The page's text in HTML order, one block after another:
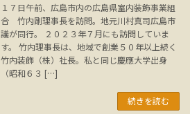
１７日午前、広島市内の広島県室内装飾事業組
合 竹内剛理事長を訪問。地元川村真司広島市
議が同行。 ２０２３年７月にも訪問していま
す。 竹内理事長は、地域で創業５０年以上続く
竹内装飾（株）社長。私と同じ慶應大学出身
（昭和６３ […]
続きを読む